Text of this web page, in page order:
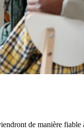
de manière fiable